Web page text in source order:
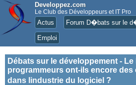
Developpez.com
Le Club des Développeurs et IT Pro
Actus Forum D�bats sur le
Emploi
Débats sur le développement - Le
programmeurs ont-ils encore des
dans lindustrie du logiciel ?